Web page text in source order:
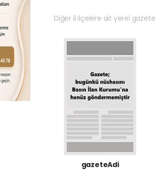
Diğer il ilçelere ait yerel
gazeteAdi